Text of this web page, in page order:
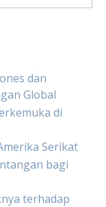
dan
Global
di
Serikat
bagi
terhadap